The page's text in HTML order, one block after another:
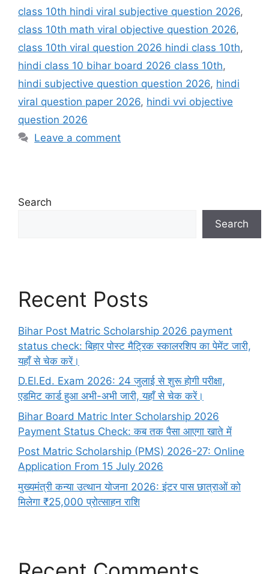
class 10th hindi viral subjective question 2026,
class 10th math viral objective question 2026,
class 10th viral question 2026 hindi class 10th,
hindi class 10 bihar board 2026 class 10th,
hindi subjective question question 2026, hindi
viral question paper 2026, hindi vvi objective
question 2026
Leave a comment
Search
Search
Recent Posts
Bihar Post Matric Scholarship 2026 payment
status check: बिहार पोस्ट मैट्रिक स्कालरशिप का पेमेंट जारी,
यहाँ से चेक करें।
D.El.Ed. Exam 2026: 24 जुलाई से शुरू होगी परीक्षा,
एडमिट कार्ड हुआ अभी-अभी जारी, यहाँ से चेक करें।
Bihar Board Matric Inter Scholarship 2026
Payment Status Check: कब तक पैसा आएगा खाते में
Post Matric Scholarship (PMS) 2026-27: Online
Application From 15 July 2026
मुख्यमंत्री कन्या उत्थान योजना 2026: इंटर पास छात्राओं को
मिलेगा ₹25,000 प्रोत्साहन राशि